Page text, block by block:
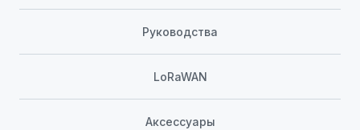
Руководства
LoRaWAN
Аксессуары